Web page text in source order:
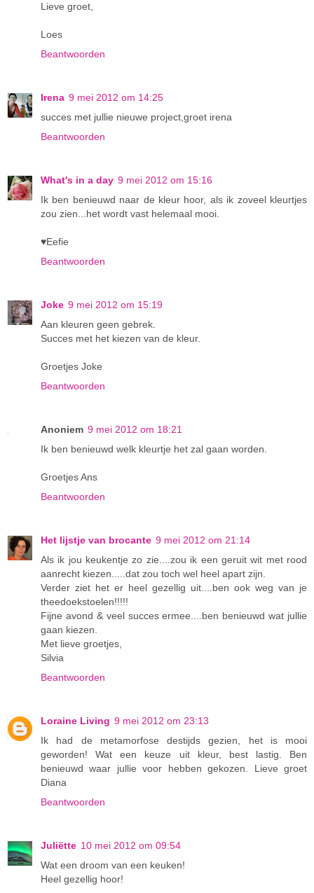
Lieve groet,
Loes
Beantwoorden
Irena 9 mei 2012 om 14:25
succes met jullie nieuwe project,groet irena
Beantwoorden
What's in a day 9 mei 2012 om 15:16
Ik ben benieuwd naar de kleur hoor, als ik zoveel kleurtjes
zou zien...het wordt vast helemaal mooi.
♥Eefie
Beantwoorden
Joke 9 mei 2012 om 15:19
Aan kleuren geen gebrek.
Succes met het kiezen van de kleur.
Groetjes Joke
Beantwoorden
Anoniem 9 mei 2012 om 18:21
Ik ben benieuwd welk kleurtje het zal gaan worden.
Groetjes Ans
Beantwoorden
Het lijstje van brocante 9 mei 2012 om 21:14
Als ik jou keukentje zo zie....zou ik een geruit wit met rood
aanrecht kiezen.....dat zou toch wel heel apart zijn.
Verder ziet het er heel gezellig uit....ben ook weg van je
theedoekstoelen!!!!!
Fijne avond & veel succes ermee....ben benieuwd wat jullie
gaan kiezen.
Met lieve groetjes,
Silvia
Beantwoorden
Loraine Living 9 mei 2012 om 23:13
Ik had de metamorfose destijds gezien, het is mooi
geworden! Wat een keuze uit kleur, best lastig. Ben
benieuwd waar jullie voor hebben gekozen. Lieve groet
Diana
Beantwoorden
Juliëtte 10 mei 2012 om 09:54
Wat een droom van een keuken!
Heel gezellig hoor!